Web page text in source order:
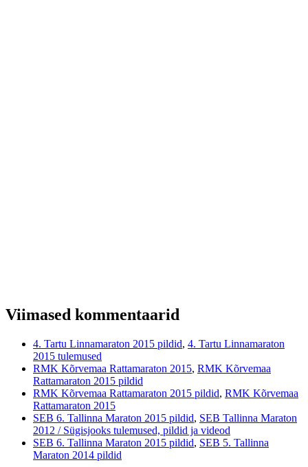
Viimased kommentaarid
4. Tartu Linnamaraton 2015 pildid, 4. Tartu Linnamaraton
2015 tulemused
RMK Kõrvemaa Rattamaraton 2015, RMK Kõrvemaa
Rattamaraton 2015 pildid
RMK Kõrvemaa Rattamaraton 2015 pildid, RMK Kõrvemaa
Rattamaraton 2015
SEB 6. Tallinna Maraton 2015 pildid, SEB Tallinna Maraton
2012 / Sügisjooks tulemused, pildid ja videod
SEB 6. Tallinna Maraton 2015 pildid, SEB 5. Tallinna
Maraton 2014 pildid